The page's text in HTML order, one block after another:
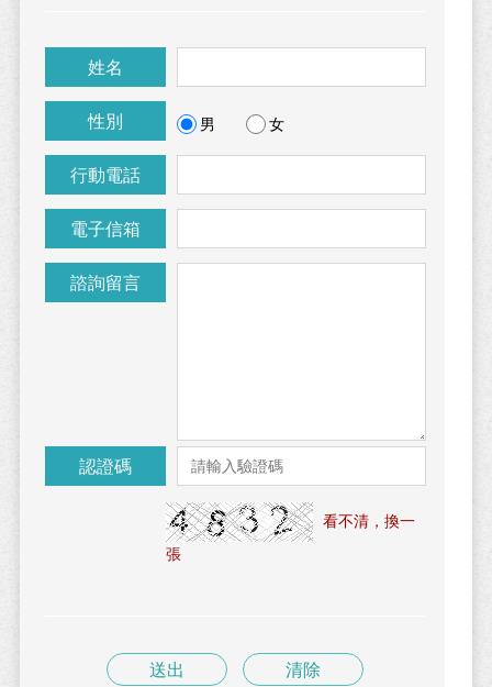
姓名
性別 男 女
行動電話
電子信箱
諮詢留言
認證碼
看不清，換一
張
送出 清除